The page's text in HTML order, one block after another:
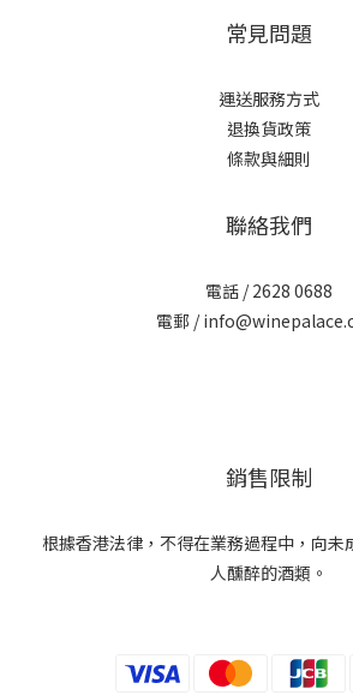
常見問題
運送服務方式
退換貨政策
條款與細則
聯絡我們
電話 / 2628 0688
電郵 /
銷售限制
根據香港法律，不得在業務過程中，向未
人醺醉的酒類。